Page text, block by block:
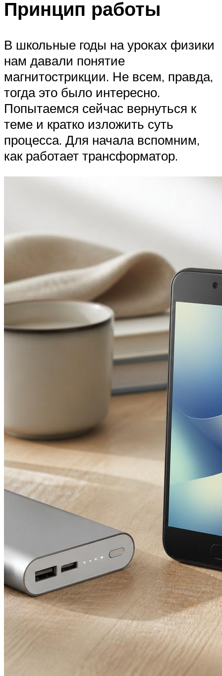
Принцип работы
В школьные годы на уроках физики
нам давали понятие
магнитострикции. Не всем, правда,
тогда это было интересно.
Попытаемся сейчас вернуться к
теме и кратко изложить суть
процесса. Для начала вспомним,
как работает трансформатор.